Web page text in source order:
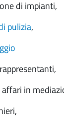
di impianti,
pulizia,
in